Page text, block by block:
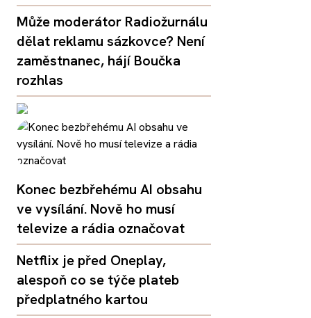
Může moderátor Radiožurnálu
dělat reklamu sázkovce? Není
zaměstnanec, hájí Boučka
rozhlas
Konec bezbřehému AI obsahu
ve vysílání. Nově ho musí
televize a rádia označovat
Netflix je před Oneplay,
alespoň co se týče plateb
předplatného kartou